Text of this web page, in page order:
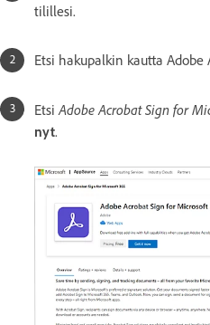
tilillesi.
Etsi hakupalkin kautta Adobe
EtsiAdobe Acrobat Sign for
nyt.